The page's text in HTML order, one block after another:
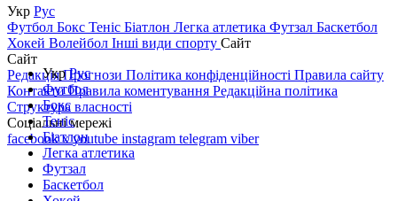
Укр Рус
Футбол Бокс Теніс Біатлон Легка атлетика Футзал Баскетбол
Хокей Волейбол Інші види спорту Сайт
Сайт
РедакціяПрогнози Політика конфіденційності Правила сайту
КонтактиПравила коментування Редакційна політика
Структура власності
Соціальні мережі
facebookxyoutube instagram telegram viber
УкрРус
Футбол
Бокс
Теніс
Біатлон
Легка атлетика
Футзал
Баскетбол